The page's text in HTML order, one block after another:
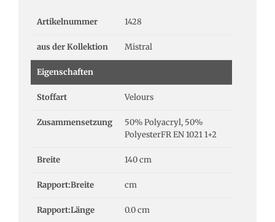
Artikelnummer 1428
aus der Kollektion Mistral
Eigenschaften
Stoffart Velours
Zusammensetzung
50% Polyacryl, 50%
PolyesterFR EN 1021 1+2
Breite 140 cm
Rapport:Breite cm
Rapport:Länge 0.0 cm